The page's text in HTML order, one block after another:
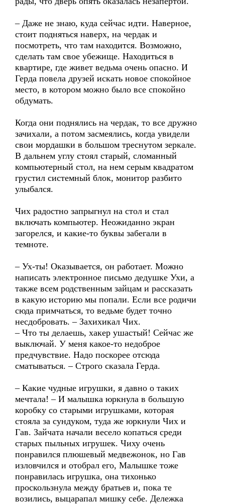
– Даже не знаю, куда сейчас идти. Наверное,
стоит подняться наверх, на чердак и
посмотреть, что там находится. Возможно,
сделать там свое убежище. Находиться в
квартире, где живет ведьма очень опасно. И
Герда повела друзей искать новое спокойное
место, в котором можно было все спокойно
обдумать.
Когда они поднялись на чердак, то все дружно
зачихали, а потом засмеялись, когда увидели
свои мордашки в большом треснутом зеркале.
В дальнем углу стоял старый, сломанный
компьютерный стол, на нем серым квадратом
грустил системный блок, монитор разбито
улыбался.
Чих радостно запрыгнул на стол и стал
включать компьютер. Неожиданно экран
загорелся, и какие-то буквы забегали в
темноте.
– Ух-ты! Оказывается, он работает. Можно
написать электронное письмо дедушке Ухи, а
также всем родственным зайцам и рассказать
в какую историю мы попали. Если все родичи
сюда примчаться, то ведьме будет точно
несдобровать. – Захихикал Чих.
– Что ты делаешь, хакер ушастый! Сейчас же
выключай. У меня какое-то недоброе
предчувствие. Надо поскорее отсюда
сматываться. – Строго сказала Герда.
– Какие чудные игрушки, я давно о таких
мечтала! – И малышка юркнула в большую
коробку со старыми игрушками, которая
стояла за сундуком, туда же юркнули Чих и
Гав. Зайчата начали весело копаться среди
старых пыльных игрушек. Чиху очень
понравился плюшевый медвежонок, но Гав
изловчился и отобрал его, Малышке тоже
понравилась игрушка, она тихонько
проскользнула между братьев и, пока те
возились, выцарапал мишку себе. Дележка